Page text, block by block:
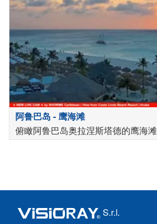
阿鲁巴岛 - 鹰海滩
俯瞰阿鲁巴岛奥拉涅斯塔德的鹰海滩
S.r.l.